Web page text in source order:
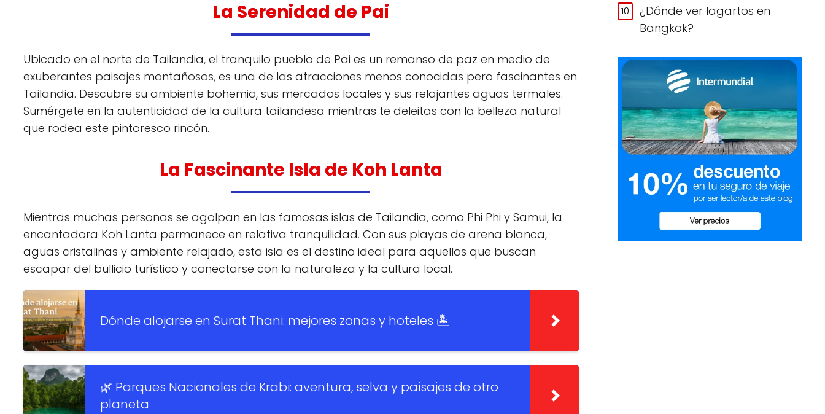
La Serenidad de Pai
Ubicado en el norte de Tailandia, el tranquilo pueblo de Pai es un remanso de paz en medio de
exuberantes paisajes montañosos, es una de las atracciones menos conocidas pero fascinantes en
Tailandia. Descubre su ambiente bohemio, sus mercados locales y sus relajantes aguas termales.
Sumérgete en la autenticidad de la cultura tailandesa mientras te deleitas con la belleza natural
que rodea este pintoresco rincón.
La Fascinante Isla de Koh Lanta
Mientras muchas personas se agolpan en las famosas islas de Tailandia, como Phi Phi y Samui, la
encantadora Koh Lanta permanece en relativa tranquilidad. Con sus playas de arena blanca,
aguas cristalinas y ambiente relajado, esta isla es el destino ideal para aquellos que buscan
escapar del bullicio turístico y conectarse con la naturaleza y la cultura local.
Dónde alojarse en Surat Thani: mejores zonas y hoteles 🏝️
🌿 Parques Nacionales de Krabi: aventura, selva y paisajes de otro
planeta
¿Dónde ver lagartos en
Bangkok?